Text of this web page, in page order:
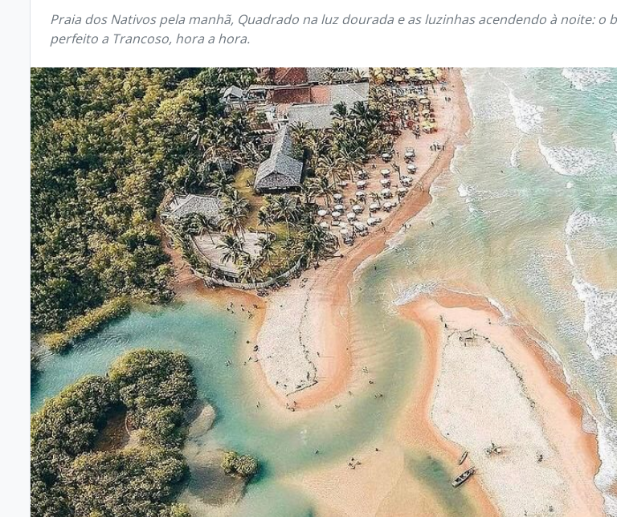
Praia dos Nativos pela manhã, Quadrado na luz dourada e as luzinhas acendendo à noite: o
perfeito a Trancoso, hora a hora.